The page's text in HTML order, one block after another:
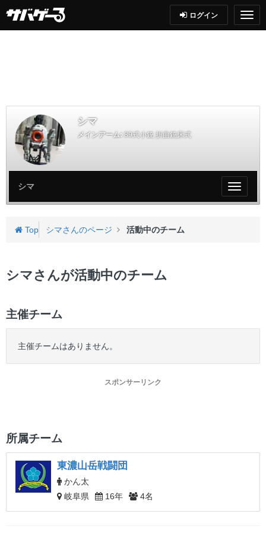
ログイン
シマ
メインアーム: 89式小銃 折曲銃床式
My
ペ
シマ
Top シマさんのページ 活動中のチーム
シマさんが活動中のチーム
主催チーム
主催チームはありません。
スポンサーリンク
所属チーム
東濃山岳戦闘団
かん太
岐阜県
16年 4名